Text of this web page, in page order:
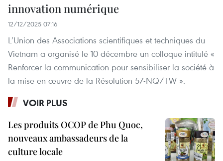
innovation numérique
12/12/2025 07:16
L’Union des Associations scientifiques et techniques du
Vietnam a organisé le 10 décembre un colloque intitulé «
Renforcer la communication pour sensibiliser la société à
la mise en œuvre de la Résolution 57-NQ/TW ».
VOIR PLUS
Les produits OCOP de Phu Quoc,
nouveaux ambassadeurs de la
culture locale